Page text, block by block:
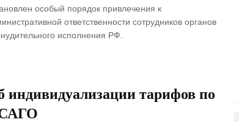
особый порядок привлечения к
ответственности сотрудников органов
исполнения РФ.
индивидуализации тарифов по